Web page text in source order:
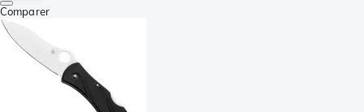
Comparer